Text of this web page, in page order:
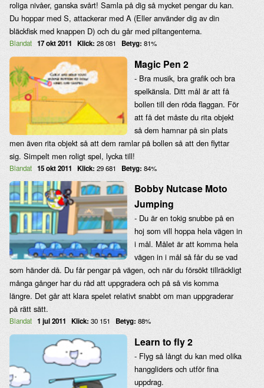
roliga nivåer, ganska svårt! Samla på dig så mycket pengar du kan.
Du hoppar med S, attackerar med A (Eller använder dig av din
bläckfisk med knappen D) och du går med piltangenterna.
Blandat 17 okt 2011 Klick: 28 081 Betyg: 81%
Magic Pen 2
- Bra musik, bra grafik och bra
spelkänsla. Ditt mål är att få
bollen till den röda flaggan. För
att få det måste du rita objekt
så dem hamnar på sin plats
men även rita objekt så att dem ramlar på bollen så att den flyttar
sig. Simpelt men roligt spel, lycka till!
Blandat 15 okt 2011 Klick: 29 681 Betyg: 84%
Bobby Nutcase Moto
Jumping
- Du är en tokig snubbe på en
hoj som vill hoppa hela vägen in
i mål. Målet är att komma hela
vägen in i mål så får du se vad
som händer då. Du får pengar på vägen, och när du försökt tillräckligt
många gånger har du råd att uppgradera och på så vis komma
längre. Det går att klara spelet relativt snabbt om man uppgraderar
på rätt sätt.
Blandat 1 jul 2011 Klick: 30 151 Betyg: 88%
Learn to fly 2
- Flyg så långt du kan med olika
hanggliders och utför fina
uppdrag.